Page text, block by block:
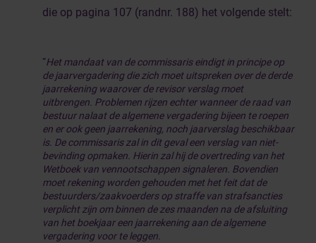
die op pagina 107 (randnr. 188) het volgende stelt:
“Het mandaat van de commissaris eindigt in principe op
de jaarvergadering die zich moet uitspreken over de derde
jaarrekening waarover de revisor verslag moet
uitbrengen. Problemen rijzen echter wanneer de raad van
bestuur nalaat de algemene vergadering bijeen te roepen
en er ook geen jaarrekening, noch jaarverslag beschikbaar
is. De commissaris zal in dit geval een verslag van niet-
bevinding opmaken. Hierin zal hij de overtreding van het
Wetboek van vennootschappen signaleren. Bovendien
moet rekening worden gehouden met het feit dat de
bestuurders/zaakvoerders op straffe van strafsancties
verplicht zijn om binnen de zes maanden na de afsluiting
van het boekjaar een jaarrekening aan de algemene
vergadering voor te leggen.